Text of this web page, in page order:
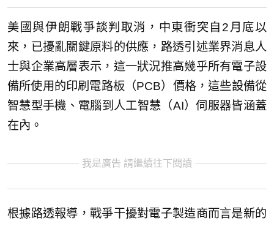
美國與伊朗戰爭談判取消，中東衝突自2月底以
來，已擾亂關鍵原料的供應，路透引述業界消息人
士與企業高層表示，這一狀況推高幾乎所有電子設
備所使用的印刷電路板（PCB）價格，這些設備從
智慧型手機、電腦到人工智慧（AI）伺服器皆涵蓋
在內。
我是廣告 請繼續往下閱讀
根據路透報導，戰爭干擾對電子製造商而言是新的